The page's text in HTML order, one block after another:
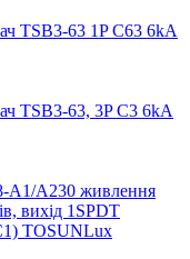
TSB3-63 1P C63 6kA
TSB3-63, 3P C3 6kA
A1/A230 живлення
вихід 1SPDT
TOSUNLux